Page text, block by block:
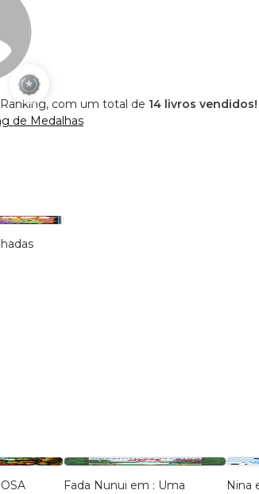
com um total de 14 livros vendidos!
de Medalhas
Fada Nunui em : Uma
Nina